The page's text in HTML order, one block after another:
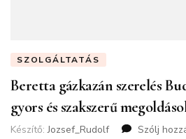
SZOLGÁLTATÁS
Beretta gázkazán szerelés
gyors és szakszerű
Készítő:Jozsef_Rudolf Szólj